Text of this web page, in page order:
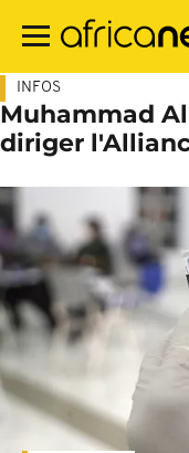
contenu
INFOS
Muhammad
diriger